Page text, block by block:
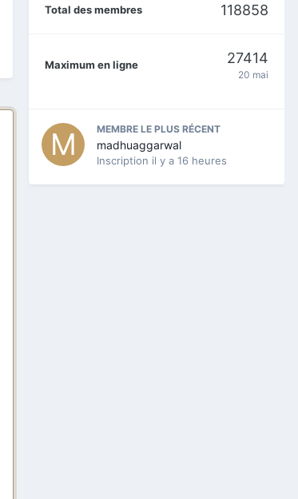
Total des membres 118858
Maximum en ligne 27414
20 mai
MEMBRE LE PLUS RÉCENT
madhuaggarwal
Inscription il y a 16 heures